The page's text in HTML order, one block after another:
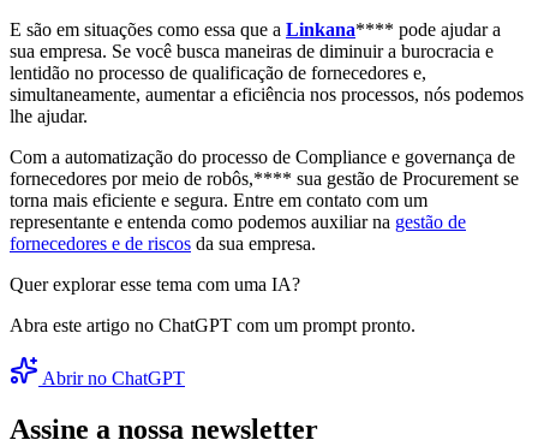
E são em situações como essa que a Linkana**** pode ajudar a
sua empresa. Se você busca maneiras de diminuir a burocracia e
lentidão no processo de qualificação de fornecedores e,
simultaneamente, aumentar a eficiência nos processos, nós podemos
lhe ajudar.
Com a automatização do processo de Compliance e governança de
fornecedores por meio de robôs,**** sua gestão de Procurement se
torna mais eficiente e segura. Entre em contato com um
representante e entenda como podemos auxiliar na gestão de
fornecedores e de riscos da sua empresa.
Quer explorar esse tema com uma IA?
Abra este artigo no ChatGPT com um prompt pronto.
Abrir no ChatGPT
Assine a nossa newsletter